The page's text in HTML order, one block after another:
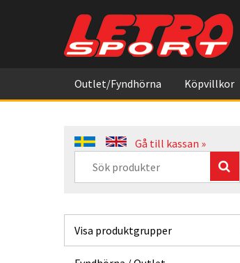
Outlet/Fyndhörna Köpvillkor
Gå till kassan »